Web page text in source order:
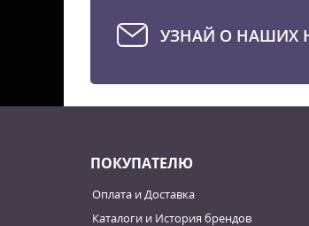
УЗНАЙ О НАШИХ
ПОКУПАТЕЛЮ
Оплата и Доставка
Каталоги и История брендов